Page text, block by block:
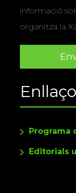
informació
organitza la
Programa
Editorials